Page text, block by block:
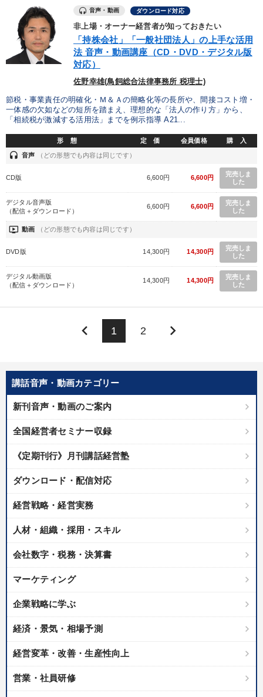
講話音声・動画カテゴリー
新刊音声・動画のご案内
全国経営者セミナー収録
《定期刊行》月刊講話経営塾
ダウンロード・配信対応
経営戦略・経営実務
人材・組織・採用・スキル
会社数字・税務・決算書
マーケティング
企業戦略に学ぶ
経済・景気・相場予測
経営変革・改善・生産性向上
営業・社員研修
音声・動画 ダウンロード対応
非上場・オーナー経営者が知っておきたい
「持株会社」「一般社団法人」の上手な活用
法 音声・動画講座（CD・DVD・デジタル版
対応）
佐野幸雄(鳥飼総合法律事務所 税理士)
節税・事業責任の明確化・Ｍ＆Ａの簡略化等の長所や、間接コスト増・
一体感の欠如などの短所を踏まえ、理想的な「法人の作り方」から、
「相続税が激減する活用法」までを例示指導 A21...
形 態 定 価 会員価格 購 入
headset 音声 （どの形態でも内容は同じです）
CD版 6,600円 6,600円
完売しま
した
デジタル音声版
（配信＋ダウンロード）
6,600円 6,600円
完売しま
した
ondemand_video 動画 （どの形態でも内容は同じです）
DVD版 14,300円 14,300円
完売しま
した
デジタル動画版
（配信＋ダウンロード）
14,300円 14,300円
完売しま
した
keyboard_arrow_left 1 2 keyboard_arrow_right